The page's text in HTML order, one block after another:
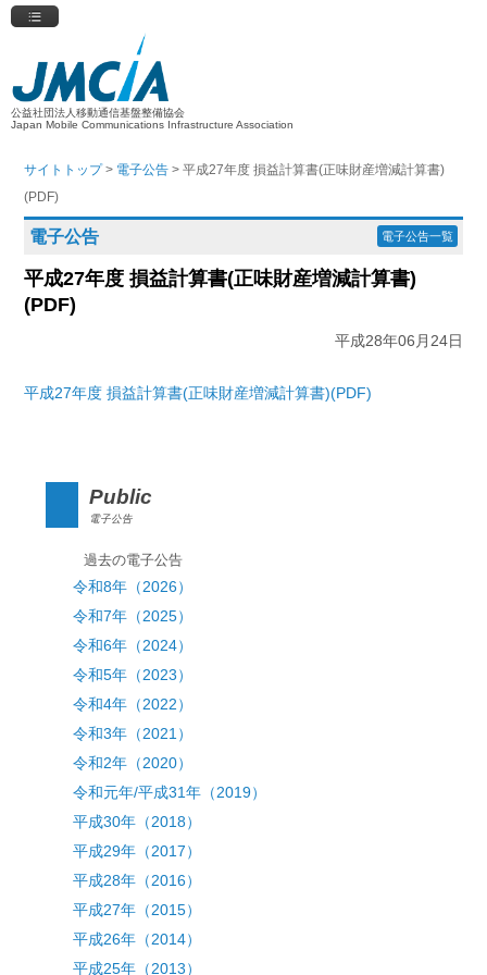
公益社団法人移動通信基盤整備協会
Japan Mobile Communications Infrastructure Association
サイトトップ> 電子公告 > 平成27年度 損益計算書(正味財産増減計算書)
(PDF)
電子公告 電子公告一覧
平成27年度 損益計算書(正味財産増減計算書)
(PDF)
平成28年06月24日
平成27年度 損益計算書(正味財産増減計算書)(PDF)
Public
電子公告
過去の電子公告
令和8年（2026）
令和7年（2025）
令和6年（2024）
令和5年（2023）
令和4年（2022）
令和3年（2021）
令和2年（2020）
令和元年/平成31年（2019）
平成30年（2018）
平成29年（2017）
平成28年（2016）
平成27年（2015）
平成26年（2014）
平成25年（2013）